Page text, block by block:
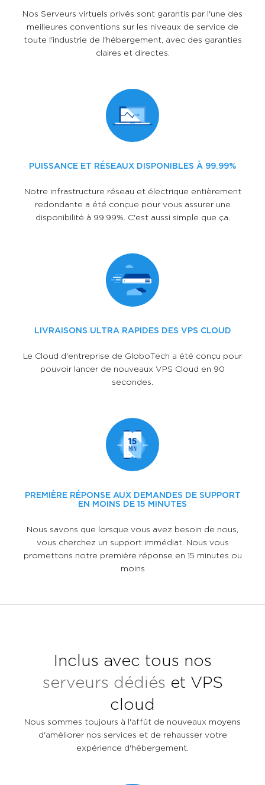
Nos Serveurs virtuels privés sont garantis par l'une des
meilleures conventions sur les niveaux de service de
toute l'industrie de l'hébergement, avec des garanties
claires et directes.
PUISSANCE ET RÉSEAUX DISPONIBLES À 99.99%
Notre infrastructure réseau et électrique entièrement
redondante a été conçue pour vous assurer une
disponibilité à 99.99%. C'est aussi simple que ça.
LIVRAISONS ULTRA RAPIDES DES VPS CLOUD
Le Cloud d'entreprise de GloboTech a été conçu pour
pouvoir lancer de nouveaux VPS Cloud en 90
secondes.
PREMIÈRE RÉPONSE AUX DEMANDES DE SUPPORT
EN MOINS DE 15 MINUTES
Nous savons que lorsque vous avez besoin de nous,
vous cherchez un support immédiat. Nous vous
promettons notre première réponse en 15 minutes ou
moins
Inclus avec tous nos
serveurs dédiés et VPS
cloud
Nous sommes toujours à l'affût de nouveaux moyens
d'améliorer nos services et de rehausser votre
expérience d'hébergement.